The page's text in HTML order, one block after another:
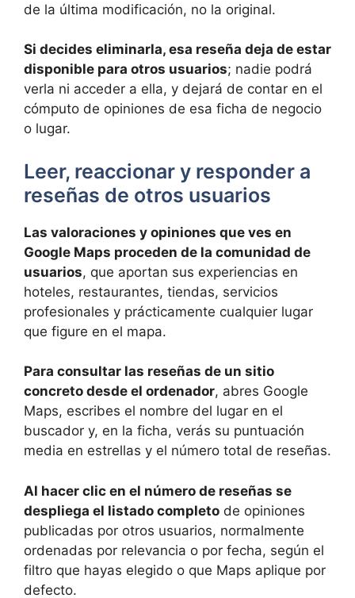
de la última modificación, no la original.
Si decides eliminarla, esa reseña deja de estar
disponible para otros usuarios; nadie podrá
verla ni acceder a ella, y dejará de contar en el
cómputo de opiniones de esa ficha de negocio
o lugar.
Leer, reaccionar y responder a
reseñas de otros usuarios
Las valoraciones y opiniones que ves en
Google Maps proceden de la comunidad de
usuarios, que aportan sus experiencias en
hoteles, restaurantes, tiendas, servicios
profesionales y prácticamente cualquier lugar
que figure en el mapa.
Para consultar las reseñas de un sitio
concreto desde el ordenador, abres Google
Maps, escribes el nombre del lugar en el
buscador y, en la ficha, verás su puntuación
media en estrellas y el número total de reseñas.
Al hacer clic en el número de reseñas se
despliega el listado completo de opiniones
publicadas por otros usuarios, normalmente
ordenadas por relevancia o por fecha, según el
filtro que hayas elegido o que Maps aplique por
defecto.